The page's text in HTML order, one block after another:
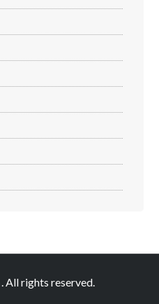
. All rights reserved.